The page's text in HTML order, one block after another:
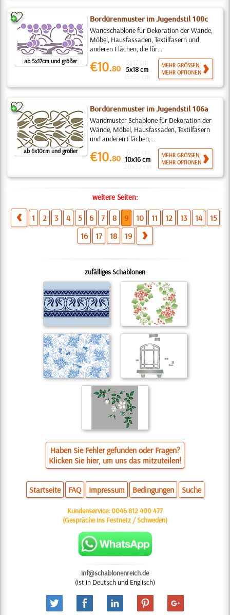
ab 5x17cm und größer
Bordürenmuster im Jugendstil 100c
Wandschablone für Dekoration der Wände,
Möbel, Hausfassaden, Textilfasern und
anderen Flächen, die für...
€10.80 5x18 cm
MEHR GRÖSSEN,
MEHR OPTIONEN
ab 6x10cm und größer
Bordürenmuster im Jugendstil 106a
Wandmuster Schablone für Dekoration der
Wände, Möbel, Hausfassaden, Textilfasern
und anderen Flächen,...
€10.80 10x16 cm
MEHR GRÖSSEN,
MEHR OPTIONEN
weitere Seiten:
1 2 3 4 5 6 7 8 9 10 11 12 13 14
15
16
17 18 19
zufälliges Schablonen
Haben Sie Fehler gefunden oder Fragen?
Klicken Sie hier, um uns das mitzuteilen!
Startseite FAQ Impressum Bedingungen Suche
Kundenservice:0046 812 400 477
(Gespräche ins Festnetz / Schweden)
inf@schablonenreich.de
(ist in Deutsch und Englisch)